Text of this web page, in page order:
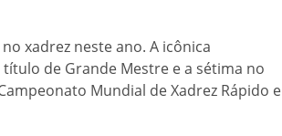
xadrez neste ano. A icônica
de Grande Mestre e a sétima no
Mundial de Xadrez Rápido e